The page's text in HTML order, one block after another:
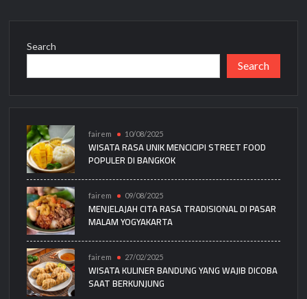
Search
Search
fairem 10/08/2025
WISATA RASA UNIK MENCICIPI STREET FOOD
POPULER DI BANGKOK
fairem 09/08/2025
MENJELAJAH CITA RASA TRADISIONAL DI PASAR
MALAM YOGYAKARTA
fairem 27/02/2025
WISATA KULINER BANDUNG YANG WAJIB DICOBA
SAAT BERKUNJUNG